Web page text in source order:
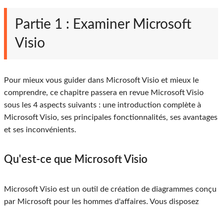
Partie 1 : Examiner Microsoft
Visio
Pour mieux vous guider dans Microsoft Visio et mieux le
comprendre, ce chapitre passera en revue Microsoft Visio
sous les 4 aspects suivants : une introduction complète à
Microsoft Visio, ses principales fonctionnalités, ses avantages
et ses inconvénients.
Qu'est-ce que Microsoft Visio
Microsoft Visio est un outil de création de diagrammes conçu
par Microsoft pour les hommes d'affaires. Vous disposez